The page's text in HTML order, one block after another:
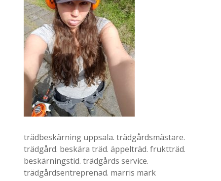
trädbeskärning uppsala. trädgårdsmästare.
trädgård. beskära träd. äppelträd. fruktträd.
beskärningstid. trädgårds service.
trädgårdsentreprenad. marris mark